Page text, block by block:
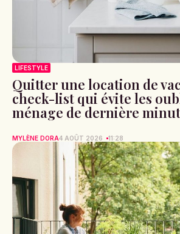
LIFESTYLE
Quitter une location de
check-list qui évite les
ménage de dernière
MYLÈNE DORA4 AOÛT 2026 11:28